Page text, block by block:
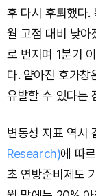
후 다시 후퇴했다
월 고점 대비 낮아
로 번지며 1분기
다. 얕아진 호가창
유발할 수 있다는
변동성 지표 역시
Research)에 따
초 연방준비제도